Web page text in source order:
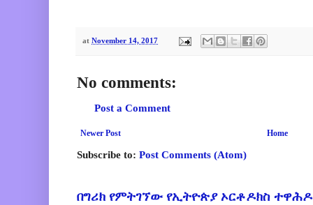
at November 14, 2017
No comments:
Post a Comment
Newer Post Home
Subscribe to: Post Comments (Atom)
በግሪክ የምትገኘው የኢትዮጵያ ኦርቶዶክስ